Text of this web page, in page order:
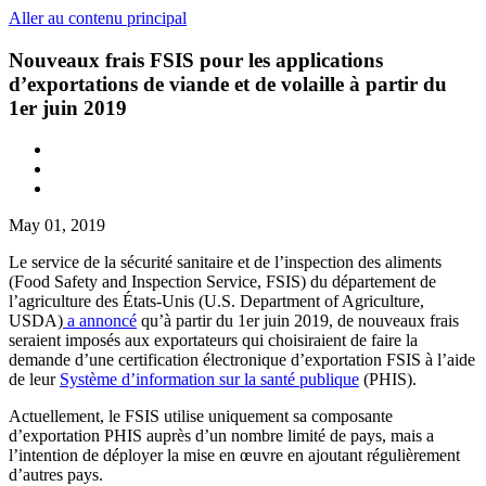
Aller au contenu principal
Nouveaux frais FSIS pour les applications
d’exportations de viande et de volaille à partir du
1er juin 2019
May 01, 2019
Le service de la sécurité sanitaire et de l’inspection des aliments
(Food Safety and Inspection Service, FSIS) du département de
l’agriculture des États-Unis (U.S. Department of Agriculture,
USDA) a annoncé qu’à partir du 1er juin 2019, de nouveaux frais
seraient imposés aux exportateurs qui choisiraient de faire la
demande d’une certification électronique d’exportation FSIS à l’aide
de leur Système d’information sur la santé publique (PHIS).
Actuellement, le FSIS utilise uniquement sa composante
d’exportation PHIS auprès d’un nombre limité de pays, mais a
l’intention de déployer la mise en œuvre en ajoutant régulièrement
d’autres pays.